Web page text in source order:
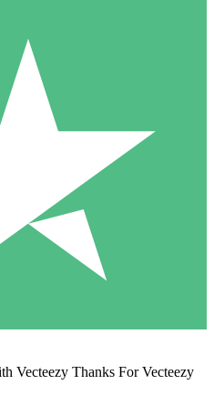
Vecteezy Thanks For Vecteezy